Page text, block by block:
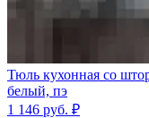
Тюль кухонная со
белый, пэ
1 146 руб. ₽